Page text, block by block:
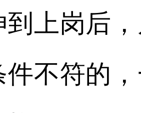
到上岗后
件不符的